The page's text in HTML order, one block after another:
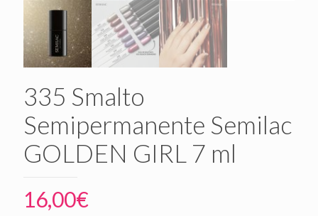
335 Smalto
Semipermanente Semilac
GOLDEN GIRL 7 ml
16,00€